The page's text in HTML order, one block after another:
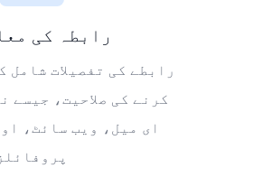
رابطہ کی
رابطے کی تفصیلات شامل
کرنے کی صلاحیت، جیسے
ای میل، ویب سائٹ،
پروفائلز